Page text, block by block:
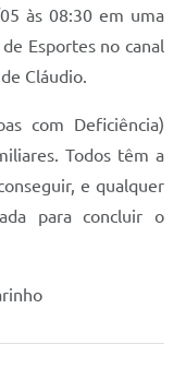
às 08:30 em uma
Esportes no canal
Cláudio.
com Deficiência)
Todos têm a
e qualquer
para concluir o